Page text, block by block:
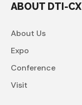
ABOUT DTI-CX
About Us
Expo
Conference
Visit